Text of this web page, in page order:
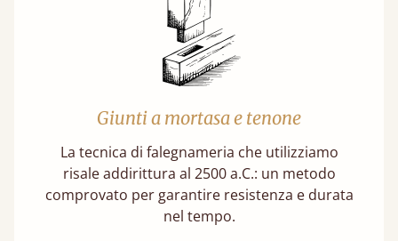
Giunti a mortasa e tenone
La tecnica di falegnameria che utilizziamo
risale addirittura al 2500 a.C.: un metodo
comprovato per garantire resistenza e durata
nel tempo.